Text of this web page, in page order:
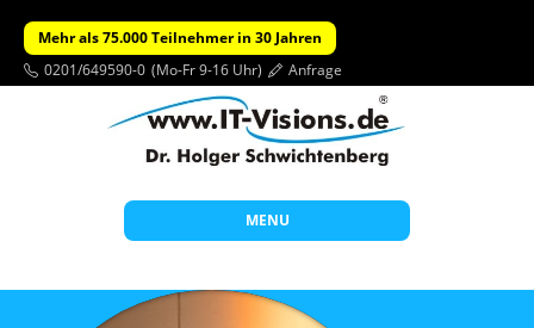
Mehr als 75.000 Teilnehmer in 30 Jahren
0201/649590-0 (Mo-Fr 9-16 Uhr) Anfrage
MENU
Start